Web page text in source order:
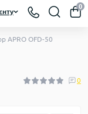
0
APRO OFD-50
0